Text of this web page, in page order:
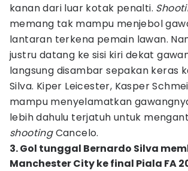
kanan dari luar kotak penalti.
memang tak mampu menjebol
lantaran terkena pemain lawan.
justru datang ke sisi kiri dekat
langsung disambar sepakan keras
Silva. Kiper Leicester, Kasper
mampu menyelamatkan
lebih dahulu terjatuh untuk
shootingCancelo.
3. Gol tunggal Bernardo Silva
Manchester City ke final Piala FA